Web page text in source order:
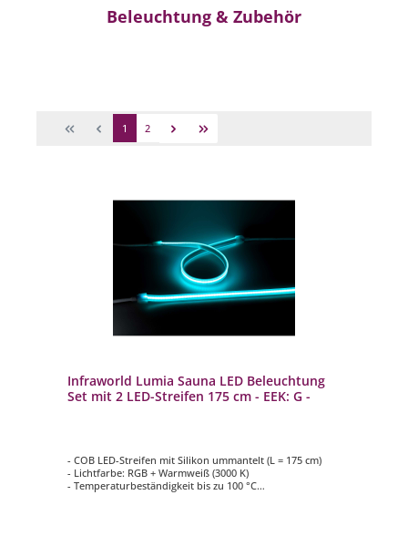
Beleuchtung & Zubehör
1 2
Infraworld Lumia Sauna LED Beleuchtung
Set mit 2 LED-Streifen 175 cm - EEK: G -
- COB LED-Streifen mit Silikon ummantelt (L = 175 cm)
- Lichtfarbe: RGB + Warmweiß (3000 K)
- Temperaturbeständigkeit bis zu 100 °C